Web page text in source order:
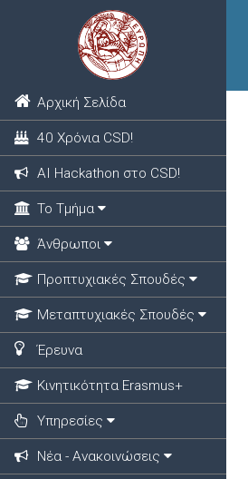
Αρχική Σελίδα
40 Χρόνια CSD!
ΑΙ Hackathon στο CSD!
Το Τμήμα
Άνθρωποι
Προπτυχιακές Σπουδές
Μεταπτυχιακές Σπουδές
Έρευνα
Κινητικότητα Erasmus+
Υπηρεσίες
Νέα - Ανακοινώσεις